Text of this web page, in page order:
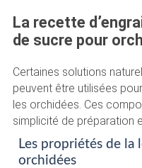
La recette
de sucre pour
Certaines solutions
peuvent être utilisées
les orchidées. Ces
simplicité de préparation
Les propriétés de la
orchidées